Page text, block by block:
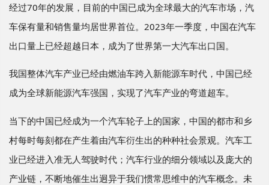
经过70年的发展，目前的中国已成为全球最大的汽车市场，汽
车保有量和销售量均居世界首位。2023年一季度，中国在汽车
出口量上已经超越日本，成为了世界第一大汽车出口国。
我国整体汽车产业已经由燃油车跨入新能源车时代，中国已经
成为全球新能源汽车强国，实现了汽车产业的弯道超车。
当下的中国已经成为一个汽车轮子上的国家，中国的都市和乡
村每时每刻都在产生着由汽车衍生出的种种社会景观。汽车工
业已经进入准无人驾驶时代；汽车行业的细分领域以及庞大的
产业链，不断地催生出迥异于我们惯常思维中的汽车概念。未